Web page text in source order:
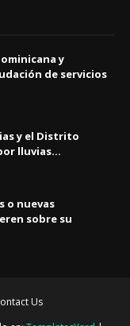
y
de servicios
y el Distrito
lluvias...
o nuevas
sobre su
Us